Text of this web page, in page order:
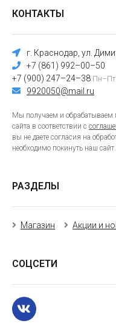
КОНТАКТЫ
г. Краснодар, ул.
+7 (861) 992–00–50
+7 (900) 247–24–38
9920050@mail.ru
Мы получаем и обрабатываем
сайта в соответствии с
вы не даете согласия на
необходимо покинуть наш сайт.
РАЗДЕЛЫ
Магазин Акции и
СОЦСЕТИ